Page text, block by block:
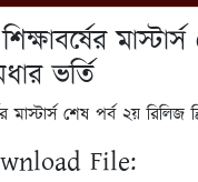
ভর্তি
মাস্টার্স শেষ পর্ব ২য় রিলিজ
File: